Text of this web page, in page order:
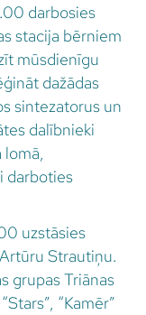
darbosies
stacija bērniem
mūsdienīgu
dažādas
sintezatorus un
dalībnieki
lomā,
darboties
uzstāsies
Strautiņu.
grupas Triānas
“Kamēr”